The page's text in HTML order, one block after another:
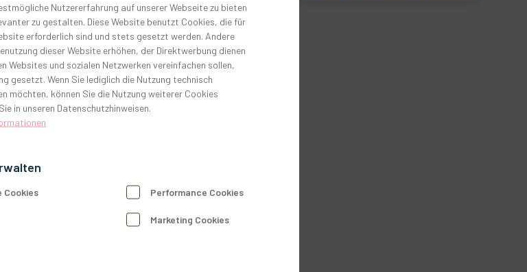
Uhr
Uhr
Seminarräume:
Nutzererfahrung auf unserer Webseite zu bieten
zu gestalten. Diese Website benutzt Cookies, die für
erforderlich sind und stets gesetzt werden. Andere
dieser Website erhöhen, der Direktwerbung dienen
Websites und sozialen Netzwerken vereinfachen sollen,
gesetzt. Wenn Sie lediglich die Nutzung technisch
möchten, können Sie die Nutzung weiterer Cookies
in unseren Datenschutzhinweisen.
Cookies Performance Cookies
Marketing Cookies